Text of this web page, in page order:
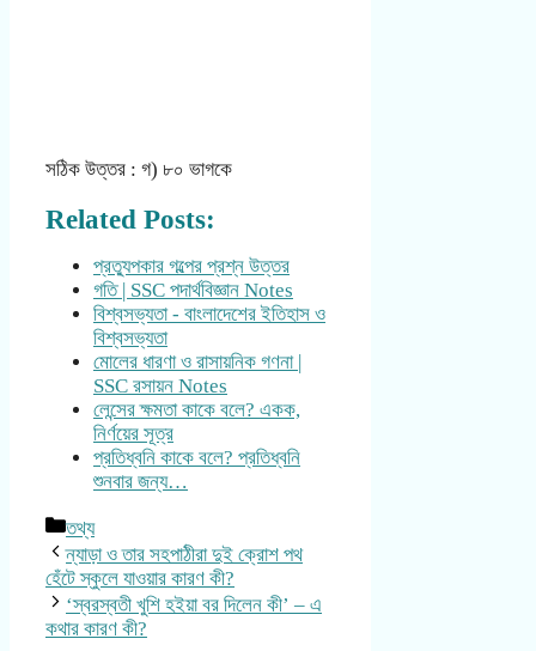
সঠিক উত্তর : গ) ৮০ ভাগকে
Related Posts:
প্রত্যুপকার গল্পের প্রশ্ন উত্তর
গতি | SSC পদার্থবিজ্ঞান Notes
বিশ্বসভ্যতা - বাংলাদেশের ইতিহাস ও
বিশ্বসভ্যতা
মোলের ধারণা ও রাসায়নিক গণনা |
SSC রসায়ন Notes
লেন্সের ক্ষমতা কাকে বলে? একক,
নির্ণয়ের সূত্র
প্রতিধ্বনি কাকে বলে? প্রতিধ্বনি
শুনবার জন্য…
Categories
তথ্য
ন্যাড়া ও তার সহপাঠীরা দুই ক্রোশ পথ
হেঁটে স্কুলে যাওয়ার কারণ কী?
‘স্বরস্বতী খুশি হইয়া বর দিলেন কী’ – এ
কথার কারণ কী?